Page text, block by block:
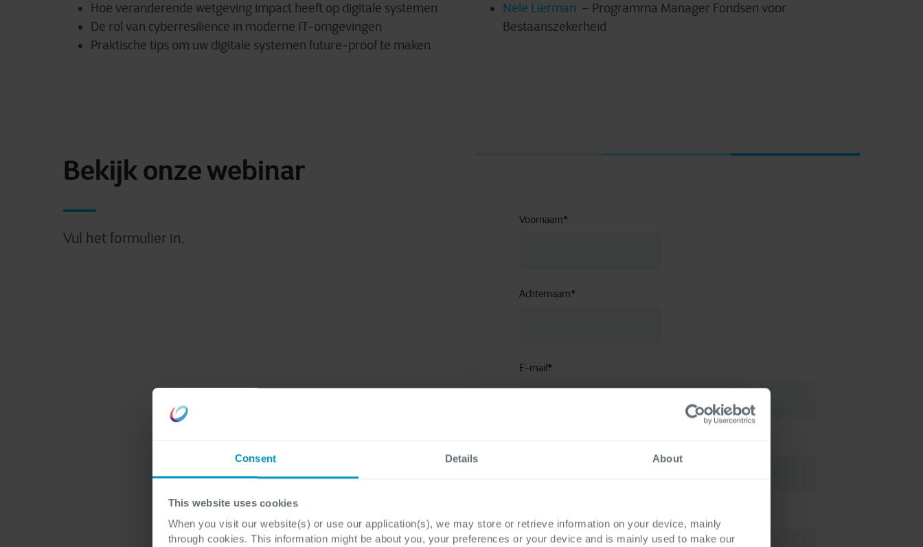
Consent Details About
This website uses cookies
When you visit our website(s) or use our application(s), we may store or retrieve information on your device, mainly
through cookies. This information might be about you, your preferences or your device and is mainly used to make our
Hoe veranderende wetgeving impact heeft op digitale systemen
De rol van cyberresilience in moderne IT-omgevingen
Praktische tips om uw digitale systemen future-proof te maken
Nele Lierman – Programma Manager Fondsen voor
Bestaanszekerheid
Bekijk onze webinar
Vul het formulier in.
Voornaam*
Achternaam*
E-mail*